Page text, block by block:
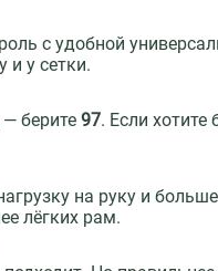
с удобной
и у сетки.
— берите97. Если
на руку и
лёгких рам.